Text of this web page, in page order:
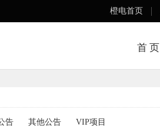
橙电首页
首 页
告 其他公告 VIP项目